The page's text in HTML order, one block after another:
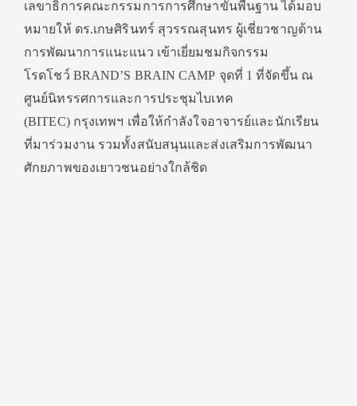
เลขาธิการคณะกรรมการการศึกษาขั้นพื้นฐาน ได้มอบ
หมายให้ ดร.เกษศิรินทร์ สุวรรณสุนทร ผู้เชี่ยวชาญด้าน
การพัฒนาการแนะแนว เข้าเยี่ยมชมกิจกรรม
โรดโชว์ BRAND’S BRAIN CAMP จุดที่ 1 ที่จัดขึ้น ณ
ศูนย์นิทรรศการและการประชุมไบเทค
(BITEC) กรุงเทพฯ เพื่อให้กำลังใจอาจารย์และนักเรียน
ที่มาร่วมงาน รวมทั้งสนับสนุนและส่งเสริมการพัฒนา
ศักยภาพของเยาวชนอย่างใกล้ชิด